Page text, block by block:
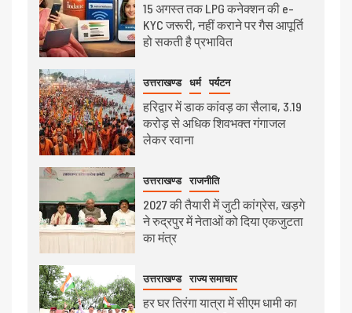
15 अगस्त तक LPG कनेक्शन की e-
KYC जरूरी, नहीं कराने पर गैस आपूर्ति
हो सकती है प्रभावित
उत्तराखण्ड धर्म पर्यटन
हरिद्वार में डाक कांवड़ का सैलाब, 3.19
करोड़ से अधिक शिवभक्त गंगाजल
लेकर रवाना
उत्तराखण्ड राजनीति
2027 की तैयारी में जुटी कांग्रेस, खड़गे
ने रुद्रपुर में नेताओं को दिया एकजुटता
का मंत्र
उत्तराखण्ड राज्य समाचार
हर घर तिरंगा यात्रा में सीएम धामी का